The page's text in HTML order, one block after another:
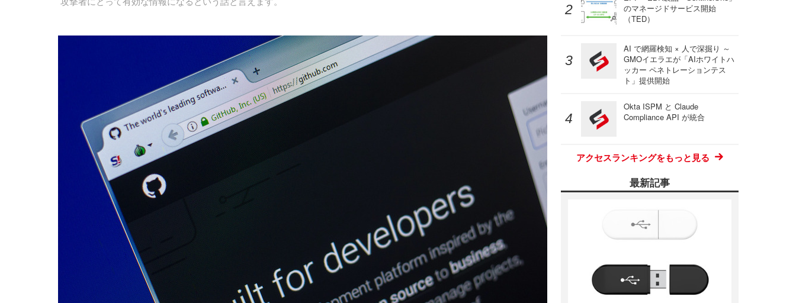
のマネージドサービス開始
（TED）
AI で網羅検知 × 人で深掘り ～
GMOイエラエが「AIホワイトハ
ッカー ペネトレーションテス
ト」提供開始
Okta ISPM と Claude
Compliance API が統合
アクセスランキングをもっと見る
最新記事